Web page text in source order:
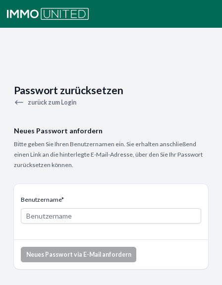
Passwort zurücksetzen
zurück zum Login
Neues Passwort anfordern
Bitte geben Sie Ihren Benutzernamen ein. Sie erhalten anschließend
einen Link an die hinterlegte E-Mail-Adresse, über den Sie Ihr Passwort
zurücksetzen können.
Benutzername*
Neues Passwort via E-Mail anfordern